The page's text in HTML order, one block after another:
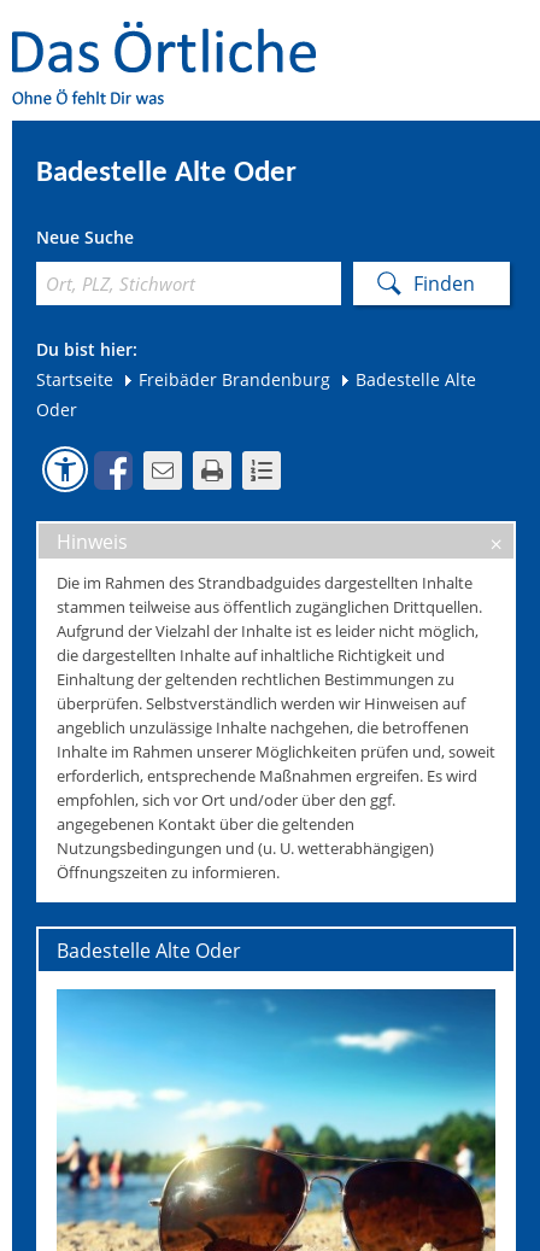
Badestelle Alte Oder
Neue Suche
Du bist hier:
Startseite
Freibäder Brandenburg
Badestelle Alte
Oder
Hinweis
Die im Rahmen des Strandbadguides dargestellten Inhalte
stammen teilweise aus öffentlich zugänglichen Drittquellen.
Aufgrund der Vielzahl der Inhalte ist es leider nicht möglich,
die dargestellten Inhalte auf inhaltliche Richtigkeit und
Einhaltung der geltenden rechtlichen Bestimmungen zu
überprüfen. Selbstverständlich werden wir Hinweisen auf
angeblich unzulässige Inhalte nachgehen, die betroffenen
Inhalte im Rahmen unserer Möglichkeiten prüfen und, soweit
erforderlich, entsprechende Maßnahmen ergreifen. Es wird
empfohlen, sich vor Ort und/oder über den ggf.
angegebenen Kontakt über die geltenden
Nutzungsbedingungen und (u. U. wetterabhängigen)
Öffnungszeiten zu informieren.
Badestelle Alte Oder